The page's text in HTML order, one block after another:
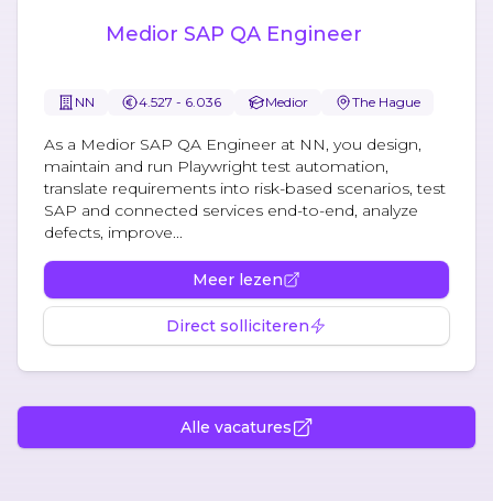
Medior SAP QA Engineer
NN 4.527 - 6.036 Medior The Hague
As a Medior SAP QA Engineer at NN, you design,
maintain and run Playwright test automation,
translate requirements into risk-based scenarios, test
SAP and connected services end-to-end, analyze
defects, improve...
Meer lezen
Direct solliciteren
Alle vacatures